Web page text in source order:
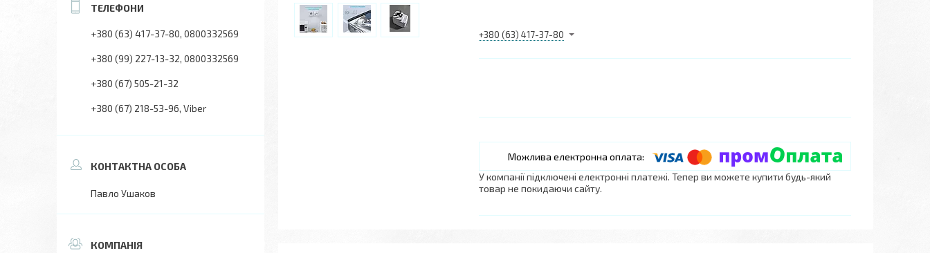
+380 (63) 417-37-80
У компанії підключені електронні платежі. Тепер ви можете купити будь-який
товар не покидаючи сайту.
+380 (63) 417-37-80 0800332569
+380 (99) 227-13-32 0800332569
+380 (67) 505-21-32
+380 (67) 218-53-96 Viber
Павло Ушаков